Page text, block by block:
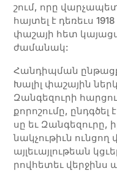
շում, ո­­­րը
հայ­­տել է դե­­­ռեւս
փա­­­շա­­­յի հետ
ժա­­­մա­­­նակ:
Հանդիպման
Խա­լիլ փա­շա­յին
Զանգ­եզու­րի
քո­­րո­­շու­­մը,
սը եւ Զան­­գե­­զու­­րը,
նակ­­չու­­թիւն
ա­յ­լեւա­յ­լու­­թեան
րով­­հե­­տեւ վեր­­ջինս